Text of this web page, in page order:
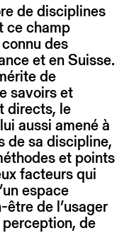
de disciplines
ce champ
des
et en Suisse.
de
savoirs et
directs, le
aussi amené à
de sa discipline,
et points
facteurs qui
espace
de l’usager
de